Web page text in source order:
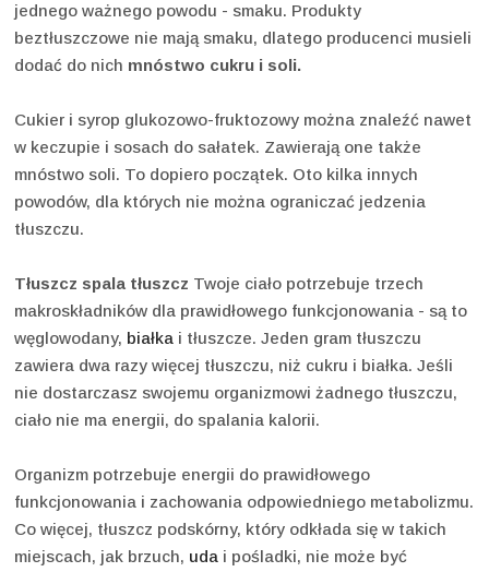
jednego ważnego powodu - smaku. Produkty
beztłuszczowe nie mają smaku, dlatego producenci musieli
dodać do nich mnóstwo cukru i soli.
Cukier i syrop glukozowo-fruktozowy można znaleźć nawet
w keczupie i sosach do sałatek. Zawierają one także
mnóstwo soli. To dopiero początek. Oto kilka innych
powodów, dla których nie można ograniczać jedzenia
tłuszczu.
Tłuszcz spala tłuszcz Twoje ciało potrzebuje trzech
makroskładników dla prawidłowego funkcjonowania - są to
węglowodany, białka i tłuszcze. Jeden gram tłuszczu
zawiera dwa razy więcej tłuszczu, niż cukru i białka. Jeśli
nie dostarczasz swojemu organizmowi żadnego tłuszczu,
ciało nie ma energii, do spalania kalorii.
Organizm potrzebuje energii do prawidłowego
funkcjonowania i zachowania odpowiedniego metabolizmu.
Co więcej, tłuszcz podskórny, który odkłada się w takich
miejscach, jak brzuch, uda i pośladki, nie może być